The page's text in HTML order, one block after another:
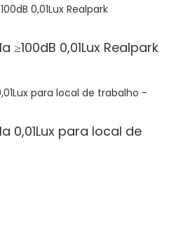
0,01Lux Realpark
0,01Lux para local de